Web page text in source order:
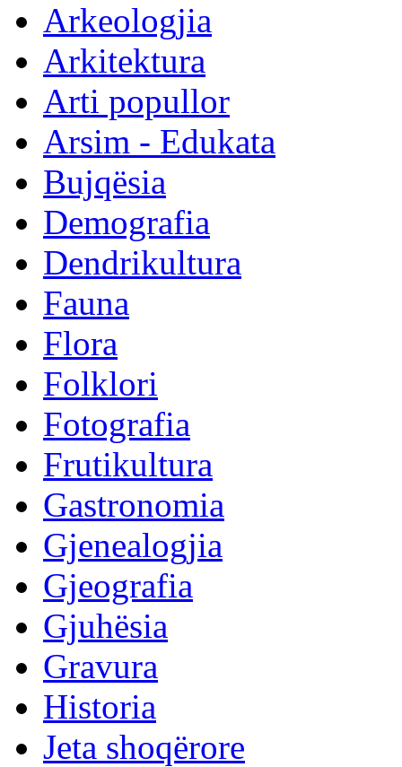
Arkeologjia
Arkitektura
Arti popullor
Arsim - Edukata
Bujqësia
Demografia
Dendrikultura
Fauna
Flora
Folklori
Fotografia
Frutikultura
Gastronomia
Gjenealogjia
Gjeografia
Gjuhësia
Gravura
Historia
Jeta shoqërore